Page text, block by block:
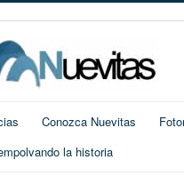
Conozca Nuevitas
la historia